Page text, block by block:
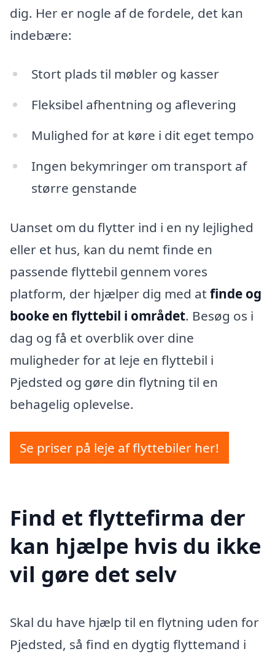
dig. Her er nogle af de fordele, det kan
indebære:
Stort plads til møbler og kasser
Fleksibel afhentning og aflevering
Mulighed for at køre i dit eget tempo
Ingen bekymringer om transport af
større genstande
Uanset om du flytter ind i en ny lejlighed
eller et hus, kan du nemt finde en
passende flyttebil gennem vores
platform, der hjælper dig med at finde og
booke en flyttebil i området. Besøg os i
dag og få et overblik over dine
muligheder for at leje en flyttebil i
Pjedsted og gøre din flytning til en
behagelig oplevelse.
Se priser på leje af flyttebiler her!
Find et flyttefirma der
kan hjælpe hvis du ikke
vil gøre det selv
Skal du have hjælp til en flytning uden for
Pjedsted, så find en dygtig flyttemand i